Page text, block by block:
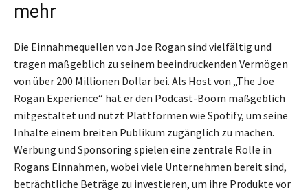
mehr
Die Einnahmequellen von Joe Rogan sind vielfältig und
tragen maßgeblich zu seinem beeindruckenden Vermögen
von über 200 Millionen Dollar bei. Als Host von „The Joe
Rogan Experience“ hat er den Podcast-Boom maßgeblich
mitgestaltet und nutzt Plattformen wie Spotify, um seine
Inhalte einem breiten Publikum zugänglich zu machen.
Werbung und Sponsoring spielen eine zentrale Rolle in
Rogans Einnahmen, wobei viele Unternehmen bereit sind,
beträchtliche Beträge zu investieren, um ihre Produkte vor